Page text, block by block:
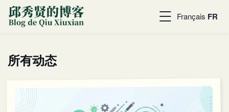
Français FR
所有动态